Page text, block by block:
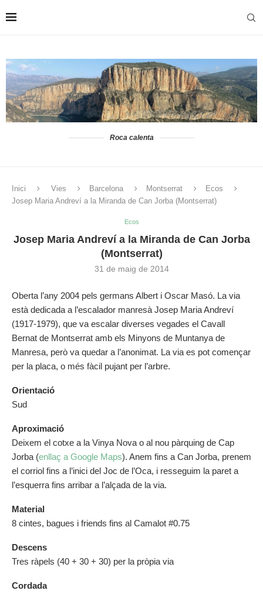
Roca calenta
Inici Vies Barcelona Montserrat
Ecos
Josep Maria Andreví a la Miranda de Can Jorba (Montserrat)
Ecos
Josep Maria Andreví a la Miranda de Can Jorba
(Montserrat)
31 de maig de 2014
Oberta l’any 2004 pels germans Albert i Oscar Masó. La via
està dedicada a l’escalador manresà Josep Maria Andreví
(1917-1979), que va escalar diverses vegades el Cavall
Bernat de Montserrat amb els Minyons de Muntanya de
Manresa, però va quedar a l’anonimat. La via es pot començar
per la placa, o més fàcil pujant per l’arbre.
Orientació
Sud
Aproximació
Deixem el cotxe a la Vinya Nova o al nou pàrquing de Cap
Jorba (enllaç a Google Maps). Anem fins a Can Jorba, prenem
el corriol fins a l’inici del Joc de l’Oca, i resseguim la paret a
l’esquerra fins arribar a l’alçada de la via.
Material
8 cintes, bagues i friends fins al Camalot #0.75
Descens
Tres ràpels (40 + 30 + 30) per la pròpia via
Cordada